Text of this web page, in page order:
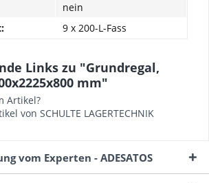
nein
9 x 200-L-Fass
Links zu "Grundregal,
mm"
Artikel?
von SCHULTE LAGERTECHNIK
vom Experten - ADESATOS